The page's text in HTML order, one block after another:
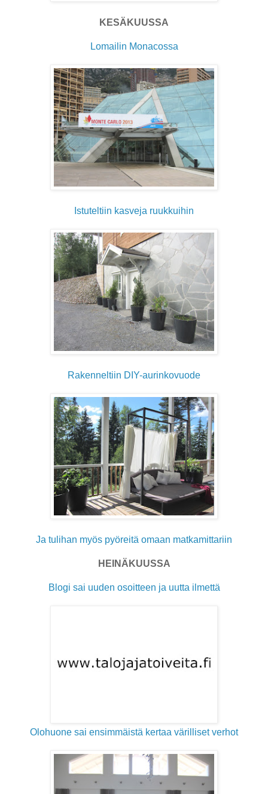
KESÄKUUSSA
Lomailin Monacossa
Istuteltiin kasveja ruukkuihin
Rakenneltiin DIY-aurinkovuode
Ja tulihan myös pyöreitä omaan matkamittariin
HEINÄKUUSSA
Blogi sai uuden osoitteen ja uutta ilmettä
Olohuone sai ensimmäistä kertaa värilliset verhot